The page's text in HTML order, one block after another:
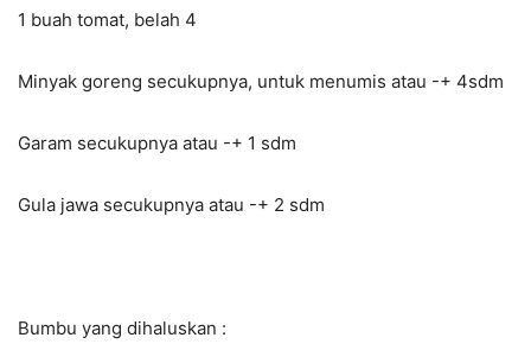
1 buah tomat, belah 4
Minyak goreng secukupnya, untuk menumis atau -+ 4sdm
Garam secukupnya atau -+ 1 sdm
Gula jawa secukupnya atau -+ 2 sdm
Bumbu yang dihaluskan :